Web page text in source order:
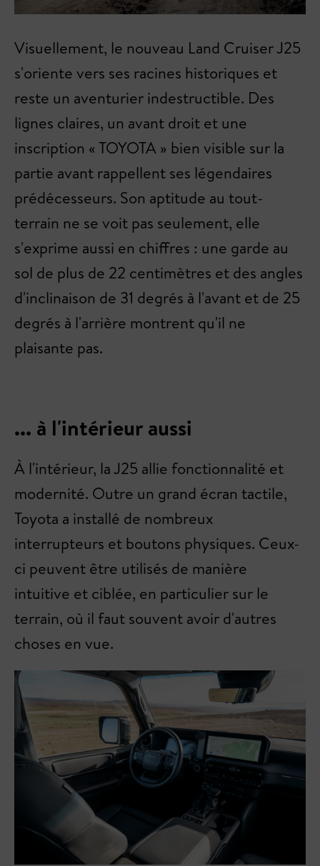
Visuellement, le nouveau Land Cruiser J25
s'oriente vers ses racines historiques et
reste un aventurier indestructible. Des
lignes claires, un avant droit et une
inscription « TOYOTA » bien visible sur la
partie avant rappellent ses légendaires
prédécesseurs. Son aptitude au tout-
terrain ne se voit pas seulement, elle
s'exprime aussi en chiffres : une garde au
sol de plus de 22 centimètres et des angles
d'inclinaison de 31 degrés à l'avant et de 25
degrés à l'arrière montrent qu'il ne
plaisante pas.
... à l'intérieur aussi
À l'intérieur, la J25 allie fonctionnalité et
modernité. Outre un grand écran tactile,
Toyota a installé de nombreux
interrupteurs et boutons physiques. Ceux-
ci peuvent être utilisés de manière
intuitive et ciblée, en particulier sur le
terrain, où il faut souvent avoir d'autres
choses en vue.